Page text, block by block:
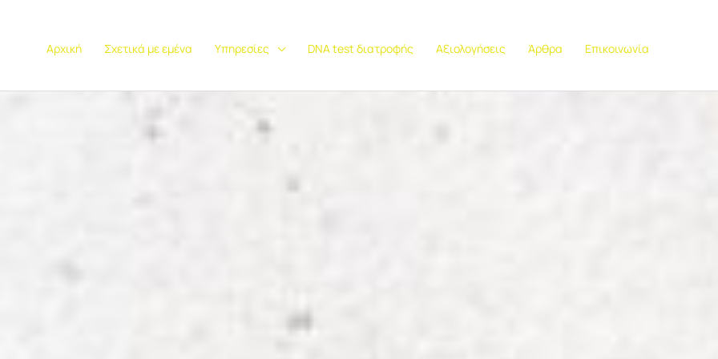
Αρχική Σχετικά με εμένα Υπηρεσίες DNA test διατροφής Αξιολογήσεις Άρθρα Επικοινωνία